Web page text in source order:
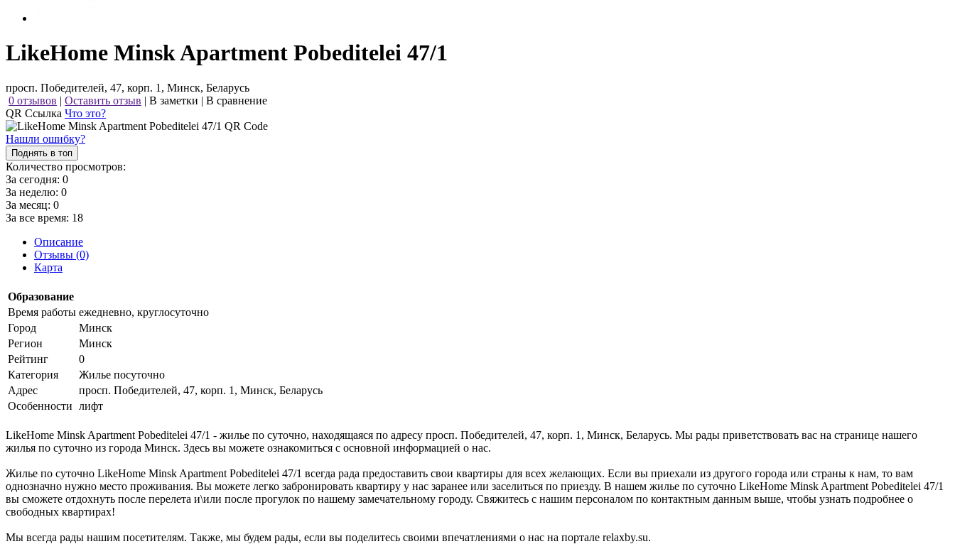
LikeHome Minsk Apartment Pobeditelei 47/1
просп. Победителей, 47, корп. 1, Минск, Беларусь
0 отзывов | Оставить отзыв | В заметки | В сравнение
QR Ссылка Что это?
Нашли ошибку?
Поднять в топ
Количество просмотров:
За сегодня: 0
За неделю: 0
За месяц: 0
За все время: 18
Описание
Отзывы (0)
Карта
Образование
Время работы ежедневно, круглосуточно
Город
Минск
Регион
Минск
Рейтинг
0
Категория
Жилье посуточно
Адрес
просп. Победителей, 47, корп. 1, Минск, Беларусь
Особенности лифт
LikeHome Minsk Apartment Pobeditelei 47/1 - жилье по суточно, находящаяся по адресу просп. Победителей, 47, корп. 1, Минск, Беларусь. Мы рады приветствовать вас на странице нашего
жилья по суточно из города Минск. Здесь вы можете ознакомиться с основной информацией о нас.
Жилье по суточно LikeHome Minsk Apartment Pobeditelei 47/1 всегда рада предоставить свои квартиры для всех желающих. Если вы приехали из другого города или страны к нам, то вам
однозначно нужно место проживания. Вы можете легко забронировать квартиру у нас заранее или заселиться по приезду. В нашем жилье по суточно LikeHome Minsk Apartment Pobeditelei 47/1
вы сможете отдохнуть после перелета и\или после прогулок по нашему замечательному городу. Свяжитесь с нашим персоналом по контактным данным выше, чтобы узнать подробнее о
свободных квартирах!
Мы всегда рады нашим посетителям. Также, мы будем рады, если вы поделитесь своими впечатлениями о нас на портале relaxby.su.